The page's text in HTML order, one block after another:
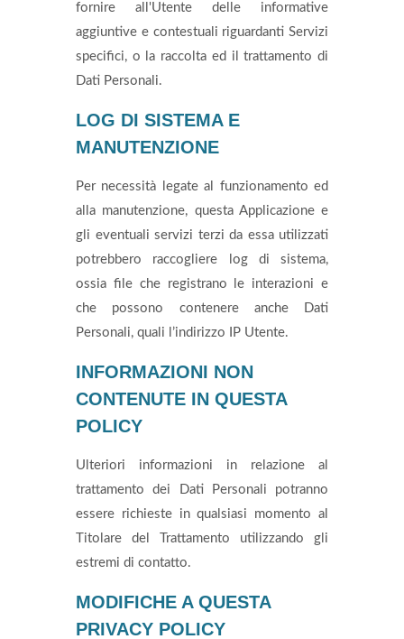
fornire all'Utente delle informative
aggiuntive e contestuali riguardanti Servizi
specifici, o la raccolta ed il trattamento di
Dati Personali.
LOG DI SISTEMA E
MANUTENZIONE
Per necessità legate al funzionamento ed
alla manutenzione, questa Applicazione e
gli eventuali servizi terzi da essa utilizzati
potrebbero raccogliere log di sistema,
ossia file che registrano le interazioni e
che possono contenere anche Dati
Personali, quali l’indirizzo IP Utente.
INFORMAZIONI NON
CONTENUTE IN QUESTA
POLICY
Ulteriori informazioni in relazione al
trattamento dei Dati Personali potranno
essere richieste in qualsiasi momento al
Titolare del Trattamento utilizzando gli
estremi di contatto.
MODIFICHE A QUESTA
PRIVACY POLICY